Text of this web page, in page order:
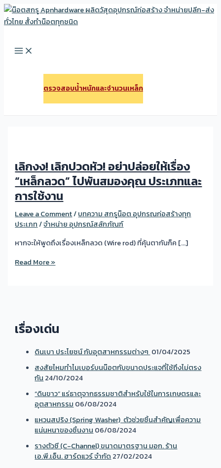
Skip
to
Main
Menu
ตรวจสอบนํ้าหนักและจํานวนเหล็ก
เลิกงง! เลิกปวดหัว! อย่าปล่อยให้เรื่อง
“เหล็กลวด” ไปพันสมองคุณ ประเภทและ
การใช้งาน
Leave a Comment/บทความ สกรูน๊อต อุปกรณก่อสร้างทุก
ประเภท/จำหน่าย อุปกรณ์สลักภัณฑ์
หากจะให้พูดถึงเรื่องเหล็กลวด (Wire rod) ที่คุ้นตากันก็ค […]
เลิก
อย่า
ปล่อย
เรื่อง
“เหล็ก
Read More »
เรื่องเด่น
ดินเบา ประโยชน์ กับอุตสาหกรรมต่างๆ 01/04/2025
สงสัยไหมทำไมเบอร์บนน๊อตกับขนาดประแจที่ใช้ถึงไม่ตรง
กัน 24/10/2024
“ดินขาว” แร่ธาตุจากธรรมชาติสำหรับใช้ในการเกษตรและ
อุตสาหกรรม 06/08/2024
แหวนสปริง (Spring Washer) ตัวช่วยชิ้นสำคัญเพื่อความ
แน่นหนาของชิ้นงาน 06/08/2024
รางตัวซี (C-Channel) ขนาดมาตรฐาน มอก. ร้าน
เอ.พี.เอ็น. ฮาร์ดแวร์ จำกัด 27/02/2024